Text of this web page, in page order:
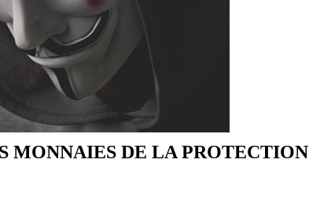
MONNAIES DE LA PROTECTION